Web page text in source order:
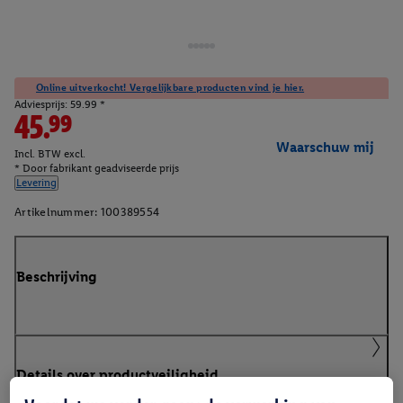
Online uitverkocht! Vergelijkbare producten vind je hier.
Adviesprijs: 59.99 *
45.99
Incl. BTW excl.
* Door fabrikant geadviseerde prijs
Levering
Waarschuw mij
Artikelnummer: 100389554
Beschrijving
Details over productveiligheid